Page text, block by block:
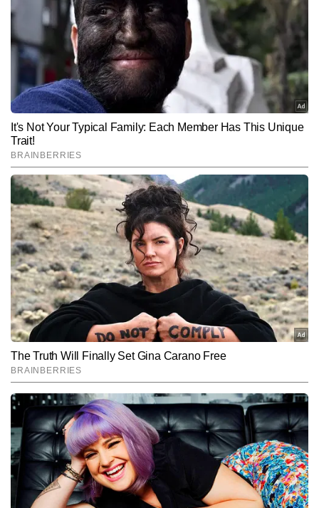
गहरी दृष्टि उन्हें इस बीट का एक भरोसेमंद और प्रभावी कंटेंट राइटर बनाती है।  वे
जटिल लोकल इश्यूज को सहज, स्पष्ट और असरदार अंदाज में पेश करने में दक्ष हैं
और अबतक 2,000 से अधिक न्यूज रिपोर्ट लिख चुके हैं। उनकी लेखन शैली शहर
की नब्ज पकड़ते हुए ऐसे कंटेंट पर केंद्रित रहती है, जो सीधे पाठकों के जीवन और
उनकी रोजमर्रा की चिंताओं से जुड़ा होता है।
Follow Us:
Subscribe to our daily Newsletter!
SUBMIT